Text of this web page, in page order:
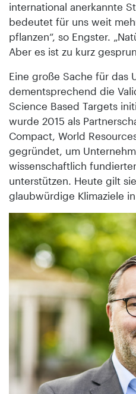
international anerkannte
bedeutet für uns weit
pflanzen“, so Engster.
Aber es ist zu kurz
Eine große Sache für das
dementsprechend die
Science Based Targets
wurde 2015 als
Compact, World
gegründet, um
wissenschaftlich
unterstützen. Heute gilt
glaubwürdige Klimaziele